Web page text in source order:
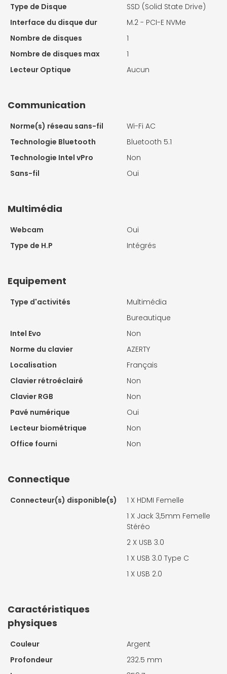
Type de Disque
SSD (Solid State Drive)
Interface du disque dur
M.2 - PCI-E NVMe
Nombre de disques
1
Nombre de disques max
1
Lecteur Optique
Aucun
Communication
Norme(s) réseau sans-fil
Wi-Fi AC
Technologie Bluetooth
Bluetooth 5.1
Technologie Intel vPro
Non
Sans-fil
Oui
Multimédia
Webcam
Oui
Type de H.P
Intégrés
Equipement
Type d'activités
Multimédia
Bureautique
Intel Evo
Non
Norme du clavier
AZERTY
Localisation
Français
Clavier rétroéclairé
Non
Clavier RGB
Non
Pavé numérique
Oui
Lecteur biométrique
Non
Office fourni
Non
Connectique
Connecteur(s) disponible(s) 1 X HDMI Femelle
1 X Jack 3,5mm Femelle
Stéréo
2 X USB 3.0
1 X USB 3.0 Type C
1 X USB 2.0
Caractéristiques
physiques
Couleur
Argent
Profondeur
232.5 mm